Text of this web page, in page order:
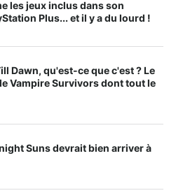
les jeux inclus dans son
Plus... et il y a du lourd !
Dawn, qu'est-ce que c'est ? Le
Vampire Survivors dont tout le
Suns devrait bien arriver à